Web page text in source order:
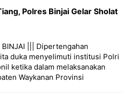
Polres Binjai Gelar Sholat
||| Dipertengahan
duka menyelimuti institusi Polri
ketika dalam melaksanakan
Waykanan Provinsi